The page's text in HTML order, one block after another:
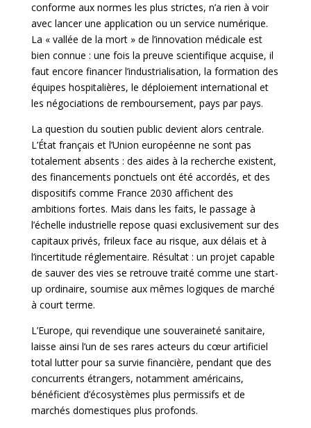
conforme aux normes les plus strictes, n’a rien à voir
avec lancer une application ou un service numérique.
La « vallée de la mort » de l’innovation médicale est
bien connue : une fois la preuve scientifique acquise, il
faut encore financer l’industrialisation, la formation des
équipes hospitalières, le déploiement international et
les négociations de remboursement, pays par pays.
La question du soutien public devient alors centrale.
L’État français et l’Union européenne ne sont pas
totalement absents : des aides à la recherche existent,
des financements ponctuels ont été accordés, et des
dispositifs comme France 2030 affichent des
ambitions fortes. Mais dans les faits, le passage à
l’échelle industrielle repose quasi exclusivement sur des
capitaux privés, frileux face au risque, aux délais et à
l’incertitude réglementaire. Résultat : un projet capable
de sauver des vies se retrouve traité comme une start-
up ordinaire, soumise aux mêmes logiques de marché
à court terme.
L’Europe, qui revendique une souveraineté sanitaire,
laisse ainsi l’un de ses rares acteurs du cœur artificiel
total lutter pour sa survie financière, pendant que des
concurrents étrangers, notamment américains,
bénéficient d’écosystèmes plus permissifs et de
marchés domestiques plus profonds.